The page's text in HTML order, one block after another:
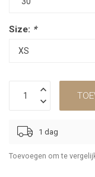
Size: *
1 dag
Toevoegen om te